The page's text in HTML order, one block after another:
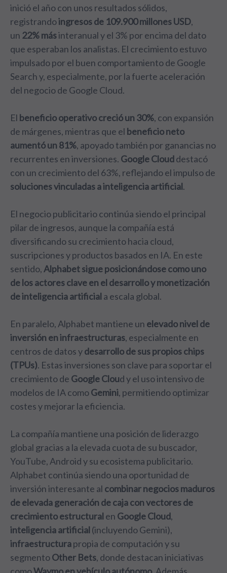
inició el año con unos resultados sólidos,
registrandoingresos de 109.900 millones USD,
un 22% másinteranual y el 3% por encima del dato
que esperaban los analistas. El crecimiento estuvo
impulsado por el buen comportamiento de Google
Search y, especialmente, por la fuerte aceleración
del negocio de Google Cloud.
El beneficio operativo creció un 30%, con expansión
de márgenes, mientras que el beneficio neto
aumentó un 81%, apoyado también por ganancias no
recurrentes en inversiones. Google Clouddestacó
con un crecimiento del 63%, reflejando el impulso de
soluciones vinculadas a inteligencia artificial.
El negocio publicitario continúa siendo el principal
pilar de ingresos, aunque la compañía está
diversificando su crecimiento hacia cloud,
suscripciones y productos basados en IA. En este
sentido,Alphabet sigue posicionándose como uno
de los actores clave en el desarrollo y monetización
de inteligencia artificial a escala global.
En paralelo, Alphabet mantiene un elevado nivel de
inversión en infraestructuras, especialmente en
centros de datos ydesarrollo de sus propios chips
(TPUs). Estas inversiones son clave para soportar el
crecimiento de Google Cloud y el uso intensivo de
modelos de IA comoGemini, permitiendo optimizar
costes y mejorar la eficiencia.
La compañía mantiene una posición de liderazgo
global gracias a la elevada cuota de su buscador,
YouTube, Android y su ecosistema publicitario.
Alphabet continúa siendo una oportunidad de
inversión interesante al combinar negocios maduros
de elevada generación de caja con vectores de
crecimiento estructural en Google Cloud,
inteligencia artificial (incluyendo Gemini),
infraestructurapropia de computación y su
segmentoOther Bets, donde destacan iniciativas